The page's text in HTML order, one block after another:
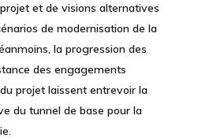
et de visions alternatives
de modernisation de la
la progression des
des engagements
projet laissent entrevoir la
du tunnel de base pour la